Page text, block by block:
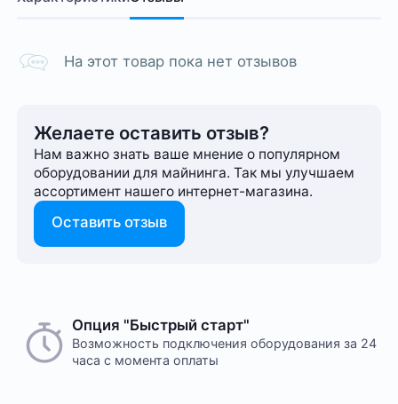
На этот товар пока нет отзывов
Желаете оставить отзыв?
Нам важно знать ваше мнение о популярном
оборудовании для майнинга. Так мы улучшаем
ассортимент нашего интернет-⁠магазина.
Оставить отзыв
Опция "Быстрый старт"
Возможность подключения оборудования за 24
часа с момента оплаты